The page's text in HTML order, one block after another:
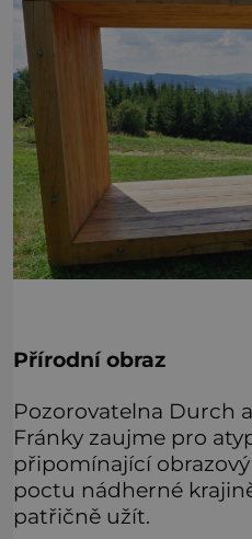
Přírodní obraz
Pozorovatelna Durch
Fránky zaujme pro
připomínající obrazový
poctu nádherné
patřičně užít.